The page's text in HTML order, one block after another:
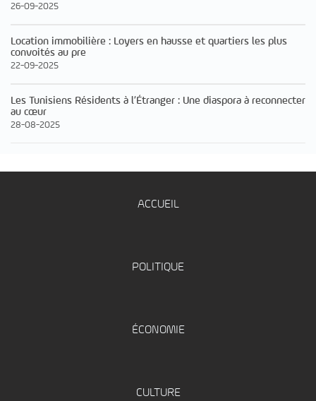
26-09-2025
Location immobilière : Loyers en hausse et quartiers les plus
convoités au pre
22-09-2025
Les Tunisiens Résidents à l’Étranger : Une diaspora à reconnecter
au cœur
28-08-2025
ACCUEIL
POLITIQUE
ÉCONOMIE
CULTURE